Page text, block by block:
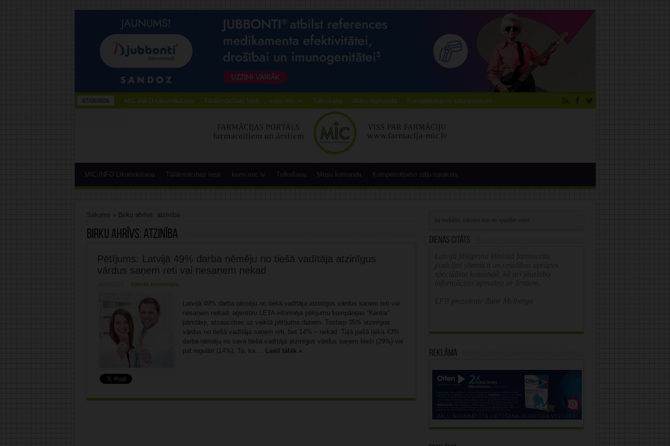
07/08/2026 MIC-INFO Likumdošana Tālākmācības testi kursi.mic.lv Tulkošana Mūsu komanda Kompensējamo zāļu saraksts
MIC-INFO Likumdošana Tālākmācības testi kursi.mic.lv Tulkošana Mūsu komanda Kompensējamo zāļu saraksts
Sākums » Birku ahrīvs: atzinība
Birku ahrīvs: atzinība
Pētījums: Latvijā 49% darba ņēmēju no tiešā vadītāja atzinīgus
vārdus saņem reti vai nesaņem nekad
Rakstīt komentāru
Latvijā 49% darba ņēmēju no tiešā vadītāja atzinīgus vārdus saņem reti vai
nesaņem nekad, aģentūru LETA informēja pētījumu kompānijas “Kantar”
pārstāvji, atsaucoties uz veiktā pētījuma datiem. Tostarp 35% atzinīgus
vārdus no tiešā vadītāja saņem reti, bet 14% – nekad. Tajā pašā laikā 43%
darba ņēmēju no sava tiešā vadītāja atzinīgus vārdus saņem bieži (29%) vai
pat regulāri (14%). To, ka ... Lasīt tālāk »
Dienas citāts
Reklāma